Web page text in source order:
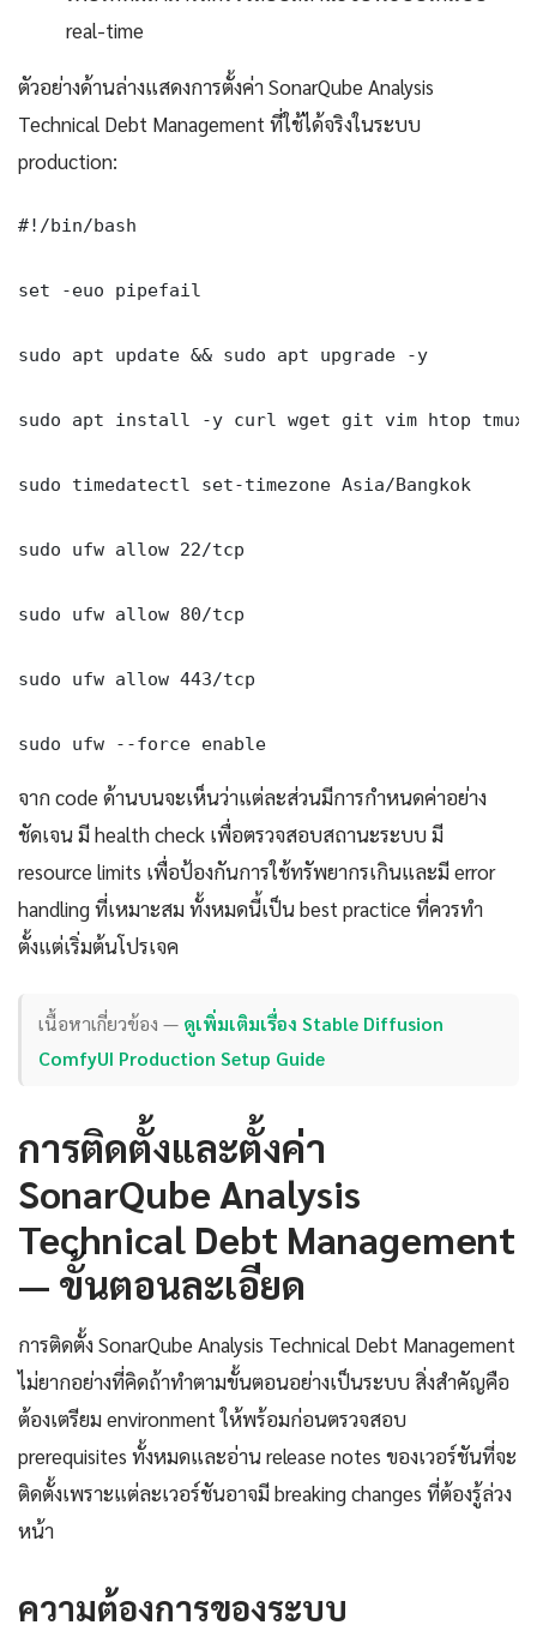
real-time
ตัวอย่างด้านล่างแสดงการตั้งค่า SonarQube Analysis
Technical Debt Management ที่ใช้ได้จริงในระบบ
production:
#!/bin/bash
set -euo pipefail
sudo apt update && sudo apt upgrade -y
sudo apt install -y curl wget git vim htop tmux
sudo timedatectl set-timezone Asia/Bangkok
sudo ufw allow 22/tcp
sudo ufw allow 80/tcp
sudo ufw allow 443/tcp
sudo ufw --force enable
จาก code ด้านบนจะเห็นว่าแต่ละส่วนมีการกำหนดค่าอย่าง
ชัดเจน มี health check เพื่อตรวจสอบสถานะระบบ มี
resource limits เพื่อป้องกันการใช้ทรัพยากรเกินและมี error
handling ที่เหมาะสม ทั้งหมดนี้เป็น best practice ที่ควรทำ
ตั้งแต่เริ่มต้นโปรเจค
เนื้อหาเกี่ยวข้อง — ดูเพิ่มเติมเรื่อง Stable Diffusion
ComfyUI Production Setup Guide
การติดตั้งและตั้งค่า
SonarQube Analysis
Technical Debt Management
— ขั้นตอนละเอียด
การติดตั้ง SonarQube Analysis Technical Debt Management
ไม่ยากอย่างที่คิดถ้าทำตามขั้นตอนอย่างเป็นระบบ สิ่งสำคัญคือ
ต้องเตรียม environment ให้พร้อมก่อนตรวจสอบ
prerequisites ทั้งหมดและอ่าน release notes ของเวอร์ชันที่จะ
ติดตั้งเพราะแต่ละเวอร์ชันอาจมี breaking changes ที่ต้องรู้ล่วง
หน้า
ความต้องการของระบบ